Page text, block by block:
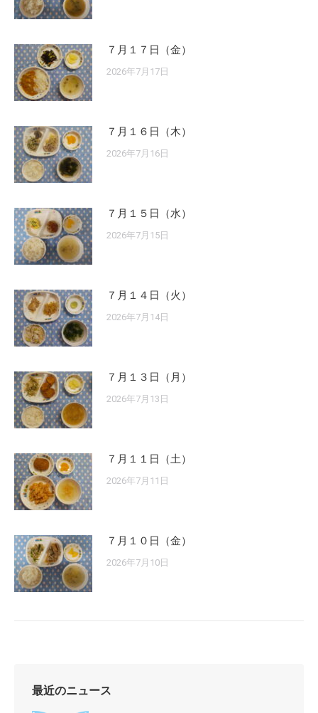
７月１７日（金）
2026年7月17日
７月１６日（木）
2026年7月16日
７月１５日（水）
2026年7月15日
７月１４日（火）
2026年7月14日
７月１３日（月）
2026年7月13日
７月１１日（土）
2026年7月11日
７月１０日（金）
2026年7月10日
最近のニュース